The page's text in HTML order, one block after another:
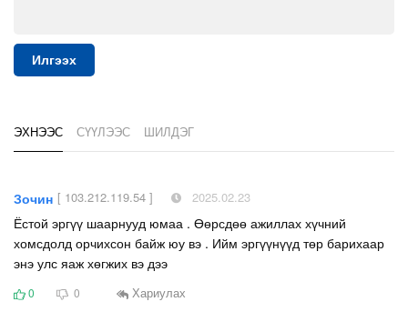
Илгээх
ЭХНЭЭС СҮҮЛЭЭС ШИЛДЭГ
Зочин [ 103.212.119.54 ] 2025.02.23
Ёстой эргүү шаарнууд юмаа . Өөрсдөө ажиллах хүчний
хомсдолд орчихсон байж юу вэ . Ийм эргүүнүүд төр барихаар
энэ улс яаж хөгжих вэ дээ
0 0 Хариулах